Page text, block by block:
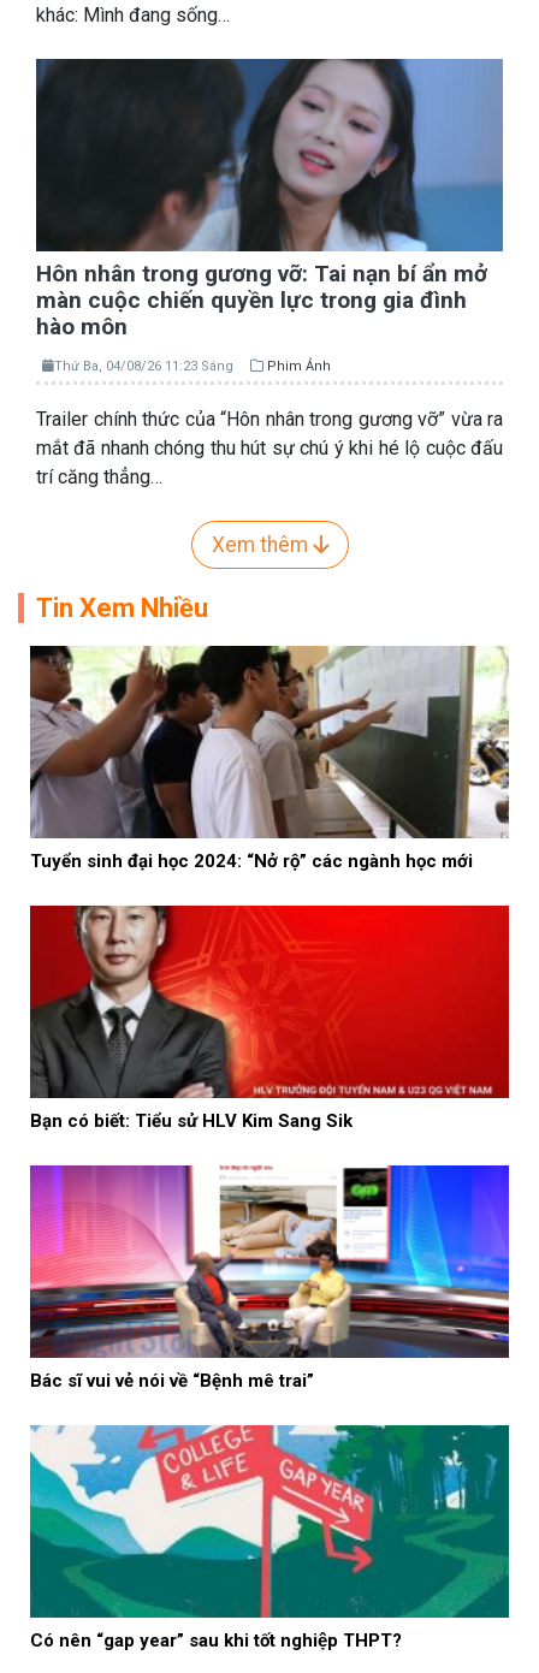
khác: Mình đang sống…
Hôn nhân trong gương vỡ: Tai nạn bí ẩn mở
màn cuộc chiến quyền lực trong gia đình
hào môn
Thứ Ba, 04/08/26 11:23 Sáng Phim Ảnh
Trailer chính thức của “Hôn nhân trong gương vỡ” vừa ra
mắt đã nhanh chóng thu hút sự chú ý khi hé lộ cuộc đấu
trí căng thẳng…
Xem thêm
Tin Xem Nhiều
Tuyển sinh đại học 2024: “Nở rộ” các ngành học mới
Bạn có biết: Tiểu sử HLV Kim Sang Sik
Bác sĩ vui vẻ nói về “Bệnh mê trai”
Có nên “gap year” sau khi tốt nghiệp THPT?